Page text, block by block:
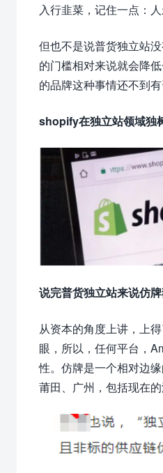
入行韭菜，记住一点：
但也不是说普货独立站
的门槛相对来说就会降
的品牌这种事情还不到有
shopify在独立站领域独
说完普货独立站来说仿
从资本的角度上讲，上
眼，所以，任何平台，
性。仿牌是一个相对边
莆田、广州，包括现在